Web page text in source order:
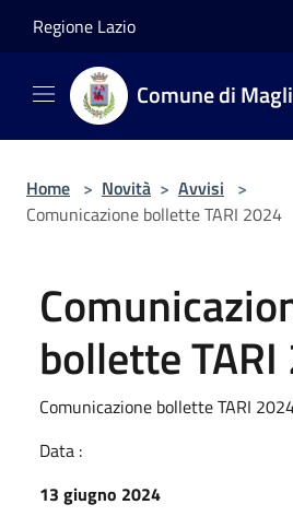
Regione Lazio
Comune di
Home > Novità > Avvisi >
Comunicazione bollette TARI 2024
bollette
Comunicazione bollette TARI
Data :
13 giugno 2024